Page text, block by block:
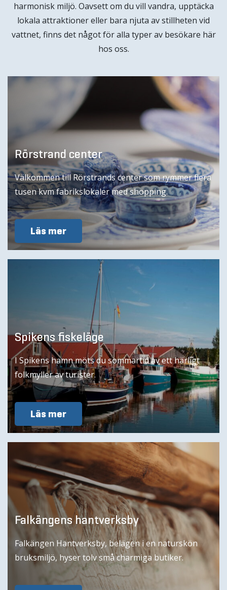
harmonisk miljö. Oavsett om du vill vandra, upptäcka
lokala attraktioner eller bara njuta av stillheten vid
vattnet, finns det något för alla typer av besökare här
hos oss.
Rörstrand center
Välkommen till Rörstrands center som rymmer flera
tusen kvm fabrikslokaler med shopping.
Läs mer
Spikens fiskeläge
I Spikens hamn möts du sommartid av ett härligt
folkmyller av turister.
Läs mer
Falkängens hantverksby
Falkängen Hantverksby, belägen i en naturskön
bruksmiljö, hyser tolv små charmiga butiker.